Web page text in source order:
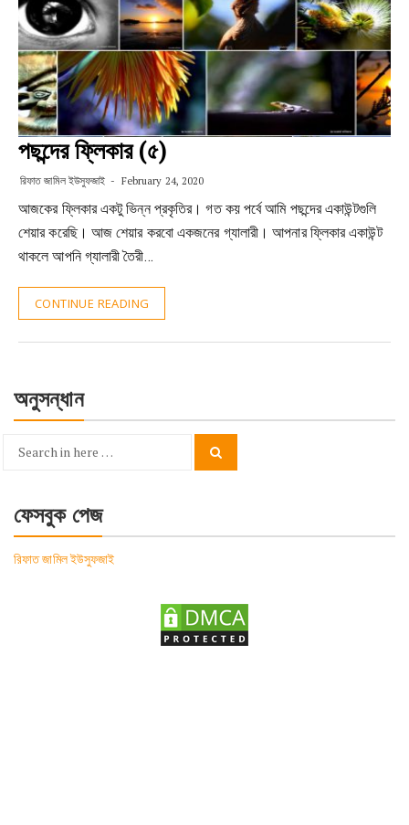
পছন্দের ফ্লিকার (৫)
রিফাত জামিল ইউসুফজাই February 24, 2020
আজকের ফ্লিকার একটু ভিন্ন প্রকৃতির। গত কয় পর্বে আমি পছন্দের একাউন্টগুলি
শেয়ার করেছি। আজ শেয়ার করবো একজনের গ্যালারী। আপনার ফ্লিকার একাউন্ট
থাকলে আপনি গ্যালারী তৈরী…
CONTINUE READING
অনুসন্ধান
Search
ফেসবুক পেজ
রিফাত জামিল ইউসুফজাই